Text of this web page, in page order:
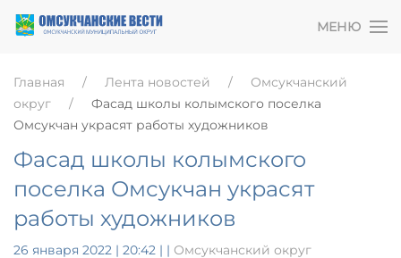
МЕНЮ
Главная Лента новостей
Омсукчанский
округ
Фасад школы колымского поселка
Омсукчан украсят работы художников
Фасад школы колымского
поселка Омсукчан украсят
работы художников
26 января 2022 | 20:42 | | Омсукчанский округ